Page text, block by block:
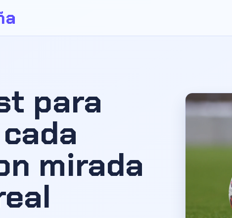
para
mirada